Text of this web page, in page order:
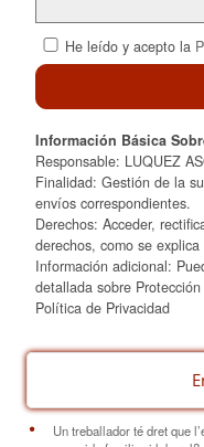
He leído y acepto la
Información Básica
Responsable: LUQUEZ
Finalidad: Gestión de la
envíos correspondientes.
Derechos: Acceder,
derechos, como se
Información adicional:
detallada sobre
Política de Privacidad
Un treballador té dret que